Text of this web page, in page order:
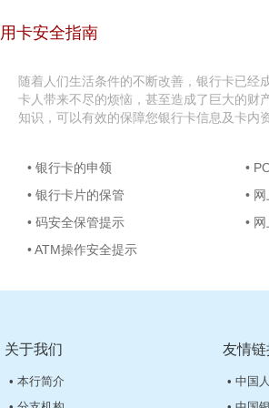
用卡安全指南
随着人们生活条件的不断改善，银行卡已
卡人带来不尽的烦恼，甚至造成了巨大的财
知识，可以有效的保障您银行卡信息及卡内
• 银行卡的申领
• 银行卡片的保管
• 码安全保管提示
• ATM操作安全提示
•
•
•
关于我们
• 本行简介
友情链
• 中国